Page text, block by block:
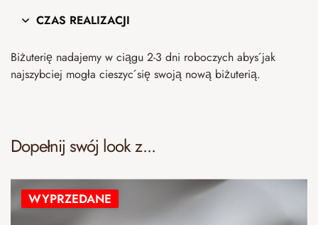
CZAS REALIZACJI
Biżuterię nadajemy w ciągu 2-3 dni roboczych abyś jak
najszybciej mogła cieszyć się swoją nową biżuterią.
Dopełnij swój look z...
WYPRZEDANE